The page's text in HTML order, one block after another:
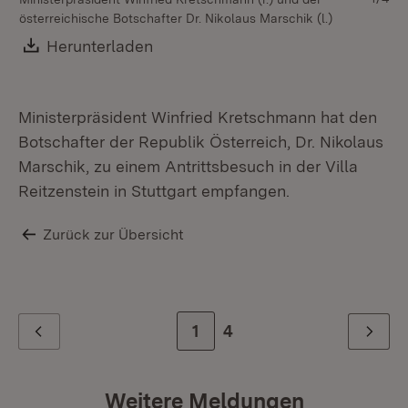
österreichische Botschafter Dr. Nikolaus Marschik (l.)
Download:
Herunterladen
Ministerpräsident Winfried Kretschmann hat den
Botschafter der Republik Österreich, Dr. Nikolaus
Marschik, zu einem Antrittsbesuch in der Villa
Reitzenstein in Stuttgart empfangen.
Zurück zur Übersicht
Zur Seite
1 Zur letzten Seite
4 Weiter
Weitere Meldungen